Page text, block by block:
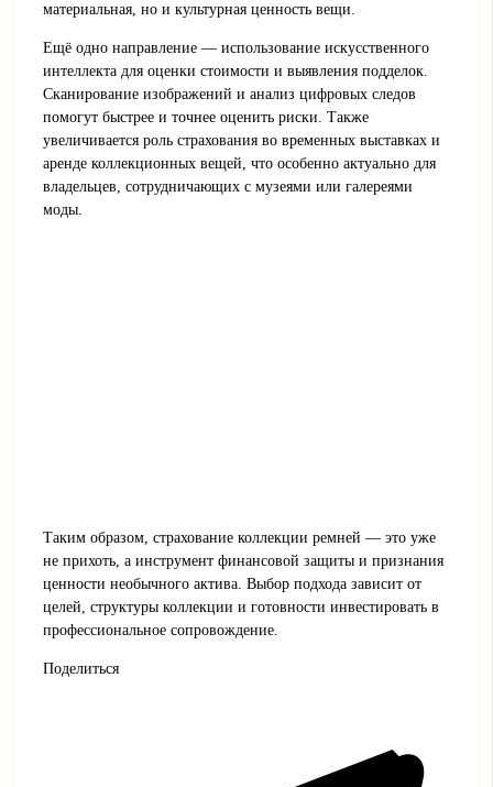
материальная, но и культурная ценность вещи.
Ещё одно направление — использование искусственного
интеллекта для оценки стоимости и выявления подделок.
Сканирование изображений и анализ цифровых следов
помогут быстрее и точнее оценить риски. Также
увеличивается роль страхования во временных выставках и
аренде коллекционных вещей, что особенно актуально для
владельцев, сотрудничающих с музеями или галереями
моды.
Таким образом, страхование коллекции ремней — это уже
не прихоть, а инструмент финансовой защиты и признания
ценности необычного актива. Выбор подхода зависит от
целей, структуры коллекции и готовности инвестировать в
профессиональное сопровождение.
Поделиться